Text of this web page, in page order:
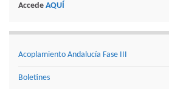
Accede AQUÍ
Acoplamiento Andalucía Fase III
Boletines